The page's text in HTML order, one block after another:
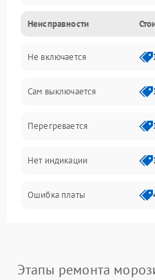
Механика
Неисправности
Не включается
Сам выключается
Перегревается
Нет индикации
Ошибка платы
Этапы ремонта